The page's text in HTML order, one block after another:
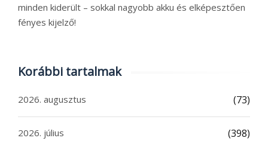
minden kiderült – sokkal nagyobb akku és elképesztően
fényes kijelző!
Korábbi tartalmak
2026. augusztus (73)
2026. július (398)